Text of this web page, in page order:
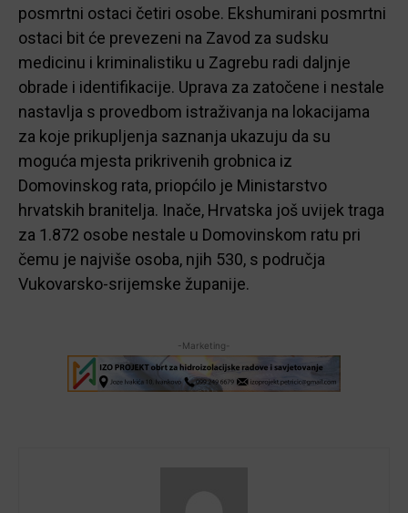
posmrtni ostaci četiri osobe. Ekshumirani posmrtni
ostaci bit će prevezeni na Zavod za sudsku
medicinu i kriminalistiku u Zagrebu radi daljnje
obrade i identifikacije. Uprava za zatočene i nestale
nastavlja s provedbom istraživanja na lokacijama
za koje prikupljenja saznanja ukazuju da su
moguća mjesta prikrivenih grobnica iz
Domovinskog rata, priopćilo je Ministarstvo
hrvatskih branitelja. Inače, Hrvatska još uvijek traga
za 1.872 osobe nestale u Domovinskom ratu pri
čemu je najviše osoba, njih 530, s područja
Vukovarsko-srijemske županije.
-Marketing-